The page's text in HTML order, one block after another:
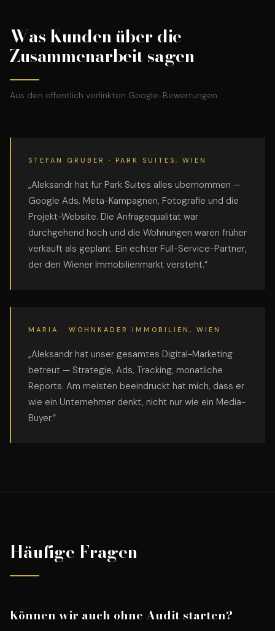
Was Kunden über die
Zusammenarbeit sagen
Aus den öffentlich verlinkten Google-Bewertungen.
STEFAN GRUBER · PARK SUITES, WIEN
„Aleksandr hat für Park Suites alles übernommen —
Google Ads, Meta-Kampagnen, Fotografie und die
Projekt-Website. Die Anfragequalität war
durchgehend hoch und die Wohnungen waren früher
verkauft als geplant. Ein echter Full-Service-Partner,
der den Wiener Immobilienmarkt versteht.“
MARIA · WOHNKADER IMMOBILIEN, WIEN
„Aleksandr hat unser gesamtes Digital-Marketing
betreut — Strategie, Ads, Tracking, monatliche
Reports. Am meisten beeindruckt hat mich, dass er
wie ein Unternehmer denkt, nicht nur wie ein Media-
Buyer.“
Häufige Fragen
Können wir auch ohne Audit starten?